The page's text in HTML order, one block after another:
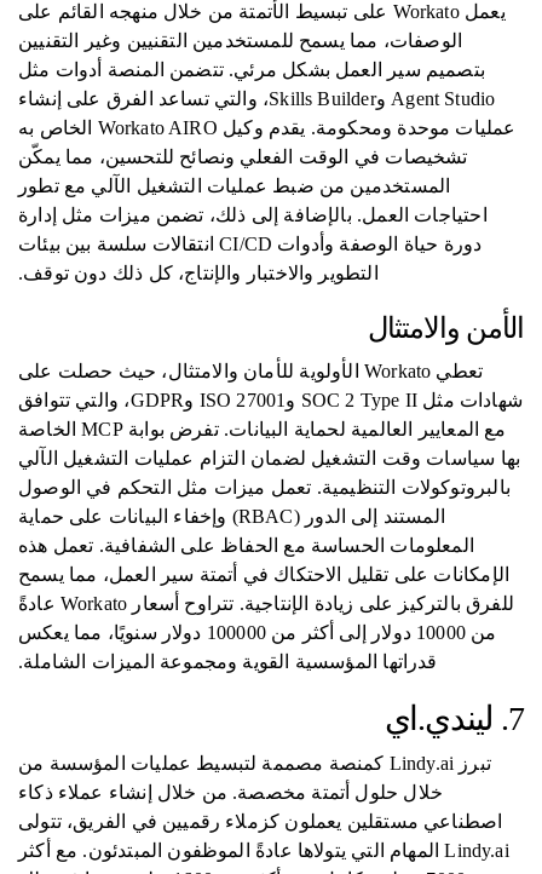
يعمل Workato على تبسيط الأتمتة من خلال منهجه القائم على
الوصفات، مما يسمح للمستخدمين التقنيين وغير التقنيين
بتصميم سير العمل بشكل مرئي. تتضمن المنصة أدوات مثل
Agent Studio وSkills Builder، والتي تساعد الفرق على إنشاء
عمليات موحدة ومحكومة. يقدم وكيل Workato AIRO الخاص به
تشخيصات في الوقت الفعلي ونصائح للتحسين، مما يمكّن
المستخدمين من ضبط عمليات التشغيل الآلي مع تطور
احتياجات العمل. بالإضافة إلى ذلك، تضمن ميزات مثل إدارة
دورة حياة الوصفة وأدوات CI/CD انتقالات سلسة بين بيئات
التطوير والاختبار والإنتاج، كل ذلك دون توقف.
الأمن والامتثال
تعطي Workato الأولوية للأمان والامتثال، حيث حصلت على
شهادات مثل SOC 2 Type II وISO 27001 وGDPR، والتي تتوافق
مع المعايير العالمية لحماية البيانات. تفرض بوابة MCP الخاصة
بها سياسات وقت التشغيل لضمان التزام عمليات التشغيل الآلي
بالبروتوكولات التنظيمية. تعمل ميزات مثل التحكم في الوصول
المستند إلى الدور (RBAC) وإخفاء البيانات على حماية
المعلومات الحساسة مع الحفاظ على الشفافية. تعمل هذه
الإمكانات على تقليل الاحتكاك في أتمتة سير العمل، مما يسمح
للفرق بالتركيز على زيادة الإنتاجية. تتراوح أسعار Workato عادةً
من 10000 دولار إلى أكثر من 100000 دولار سنويًا، مما يعكس
قدراتها المؤسسية القوية ومجموعة الميزات الشاملة.
7. ليندي.اي
تبرز Lindy.ai كمنصة مصممة لتبسيط عمليات المؤسسة من
خلال حلول أتمتة مخصصة. من خلال إنشاء عملاء ذكاء
اصطناعي مستقلين يعملون كزملاء رقميين في الفريق، تتولى
Lindy.ai المهام التي يتولاها عادةً الموظفون المبتدئون. مع أكثر